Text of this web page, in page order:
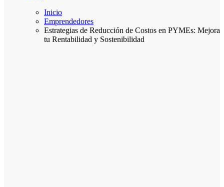
Inicio
Emprendedores
Estrategias de Reducción de Costos en PYMEs: Mejora
tu Rentabilidad y Sostenibilidad